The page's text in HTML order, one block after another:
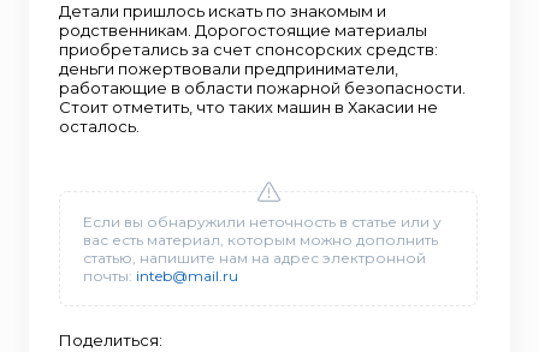
Детали пришлось искать по знакомым и
родственникам. Дорогостоящие материалы
приобретались за счет спонсорских средств:
деньги пожертвовали предприниматели,
работающие в области пожарной безопасности.
Стоит отметить, что таких машин в Хакасии не
осталось.
Если вы обнаружили неточность в статье или у
вас есть материал, которым можно дополнить
статью, напишите нам на адрес электронной
почты: inteb@mail.ru
Поделиться: